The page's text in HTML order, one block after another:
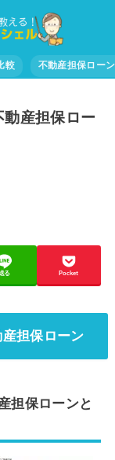
較 不動産担保ロー
動産担保ロー
る Pocket
担保ローン
担保ローンと